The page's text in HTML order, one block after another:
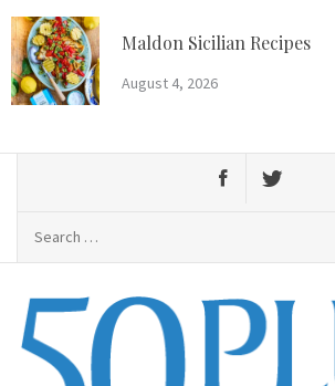
Skip
to
content
Maldon Sicilian Recipes
August 4, 2026
50 Plus Magazine